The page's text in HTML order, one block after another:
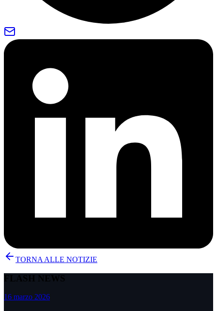
TORNA ALLE NOTIZIE
FLASH NEWS
16 marzo 2026